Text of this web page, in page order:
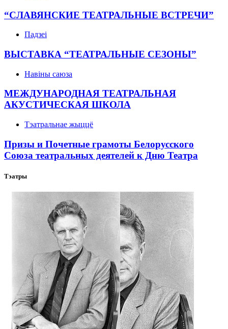
“СЛАВЯНСКИЕ ТЕАТРАЛЬНЫЕ ВСТРЕЧИ”
Падзеі
ВЫСТАВКА “ТЕАТРАЛЬНЫЕ СЕЗОНЫ”
Навіны саюза
МЕЖДУНАРОДНАЯ ТЕАТРАЛЬНАЯ
АКУСТИЧЕСКАЯ ШКОЛА
Тэатральнае жыццё
Призы и Почетные грамоты Белорусского
Союза театральных деятелей к Дню Театра
Тэатры